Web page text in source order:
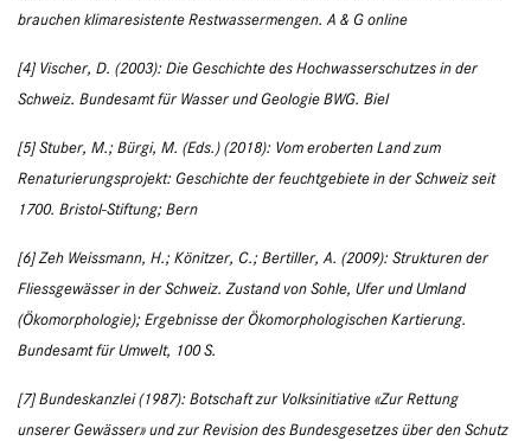
brauchen klimaresistente Restwassermengen. A & G online
[4] Vischer, D. (2003): Die Geschichte des Hochwasserschutzes in der
Schweiz. Bundesamt für Wasser und Geologie BWG. Biel
[5] Stuber, M.; Bürgi, M. (Eds.) (2018): Vom eroberten Land zum
Renaturierungsprojekt: Geschichte der feuchtgebiete in der Schweiz seit
1700. Bristol-Stiftung; Bern
[6] Zeh Weissmann, H.; Könitzer, C.; Bertiller, A. (2009): Strukturen der
Fliessgewässer in der Schweiz. Zustand von Sohle, Ufer und Umland
(Ökomorphologie); Ergebnisse der Ökomorphologischen Kartierung.
Bundesamt für Umwelt, 100 S.
[7] Bundeskanzlei (1987): Botschaft zur Volksinitiative «Zur Rettung
unserer Gewässer» und zur Revision des Bundesgesetzes über den Schutz